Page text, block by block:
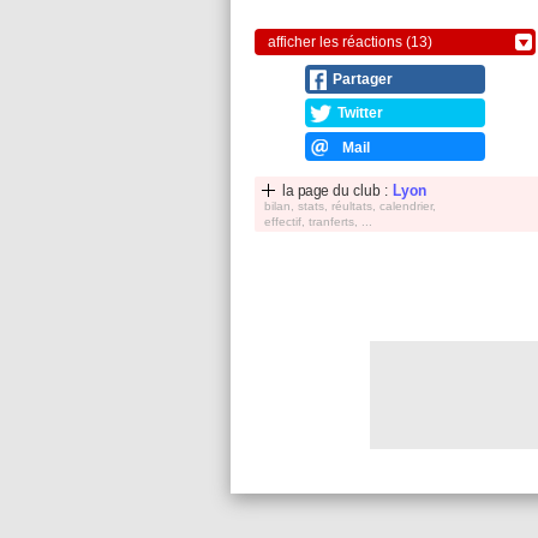
afficher les réactions (13)
Partager
Twitter
Mail
la page du club : Lyon
bilan, stats, réultats, calendrier,
effectif, tranferts, ...